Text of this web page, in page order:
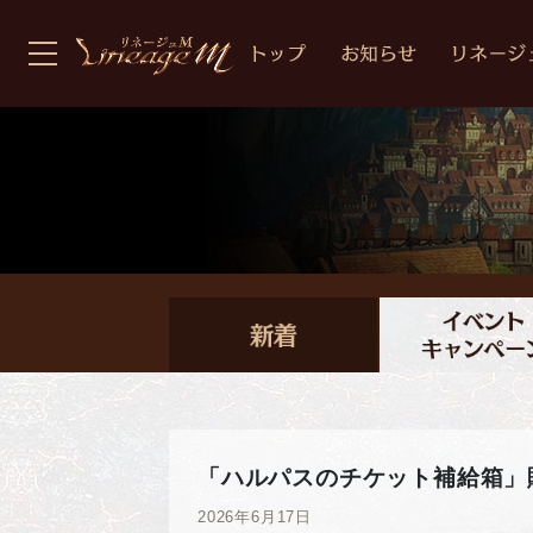
「ハルパスのチケット補給箱
2026年6月17日